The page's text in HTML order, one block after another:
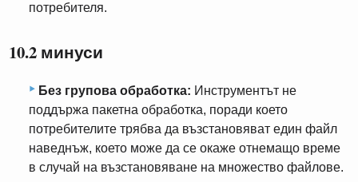
потребителя.
10.2 минуси
Без групова обработка: Инструментът не
поддържа пакетна обработка, поради което
потребителите трябва да възстановяват един файл
наведнъж, което може да се окаже отнемащо време
в случай на възстановяване на множество файлове.